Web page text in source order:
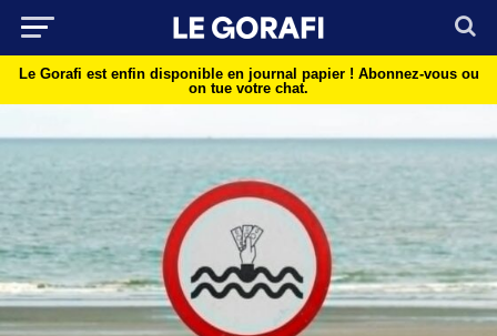
Le Gorafi est enfin disponible en journal papier ! Abonnez-vous ou
on tue votre chat.